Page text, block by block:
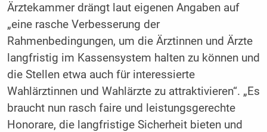
Ärztekammer drängt laut eigenen Angaben auf
„eine rasche Verbesserung der
Rahmenbedingungen, um die Ärztinnen und Ärzte
langfristig im Kassensystem halten zu können und
die Stellen etwa auch für interessierte
Wahlärztinnen und Wahlärzte zu attraktivieren“. „Es
braucht nun rasch faire und leistungsgerechte
Honorare, die langfristige Sicherheit bieten und